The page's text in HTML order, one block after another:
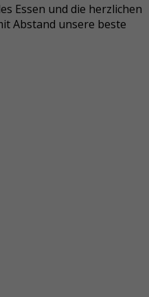
Essen und die herzlichen
Abstand unsere beste